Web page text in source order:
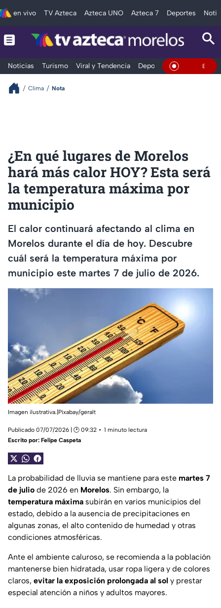
en vivo TV Azteca Azteca UNO Azteca 7 Deportes
Noticias Turismo Viral y Tendencia Deportes Espectáculos
En Vivo
Clima Nota
¿En qué lugares de Morelos
hará más calor HOY? Esta será
la temperatura máxima por
municipio
El calor continuará afectando al clima en
Morelos durante el día de hoy. Descubre
cuál será la temperatura máxima por
municipio este martes 7 de julio de 2026.
Imagen ilustrativa.|Pixabay/geralt
Publicado 07/07/2026 | 🕑 09:32
1 minuto lectura
Escrito por: Felipe Caspeta
La probabilidad de lluvia se mantiene para este martes 7
de julio de 2026 en Morelos. Sin embargo, la
temperatura máxima subirán en varios municipios del
estado, debido a la ausencia de precipitaciones en
algunas zonas, el alto contenido de humedad y otras
condiciones atmosféricas.
Ante el ambiente caluroso, se recomienda a la población
mantenerse bien hidratada, usar ropa ligera y de colores
claros, evitar la exposición prolongada al sol y prestar
especial atención a niños y adultos mayores.